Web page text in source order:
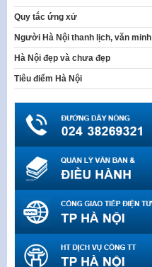
Quy tắc ứng xử
Người Hà Nội thanh lịch, văn minh
Hà Nội đẹp và chưa đẹp
Tiêu điểm Hà Nội